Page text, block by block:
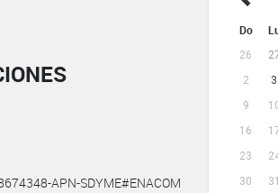
Do
26
2
3
9
16
23
30
31
APN-SDYME#ENACOM